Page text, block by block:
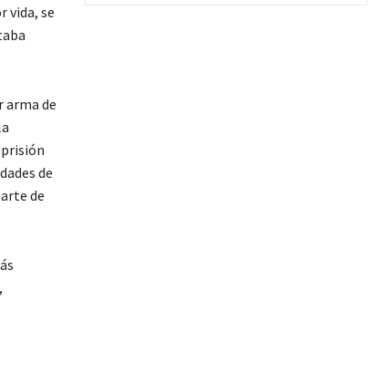
vida, se
arma de
de
de